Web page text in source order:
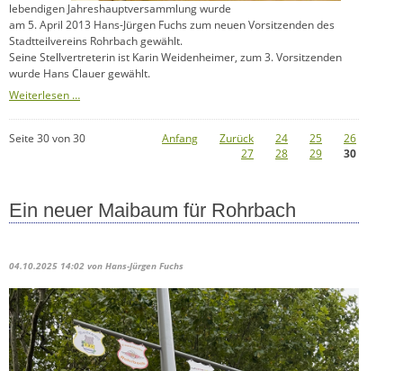
lebendigen Jahreshauptversammlung wurde
am 5. April 2013 Hans-Jürgen Fuchs zum neuen Vorsitzenden des
Stadtteilvereins Rohrbach gewählt.
Seine Stellvertreterin ist Karin Weidenheimer, zum 3. Vorsitzenden
wurde Hans Clauer gewählt.
Weiterlesen …Neuer
Seite 30 von 30
Anfang Zurück 24 25
26
27
28 29 30
Ein neuer Maibaum für Rohrbach
04.10.2025 14:02 von Hans-Jürgen Fuchs